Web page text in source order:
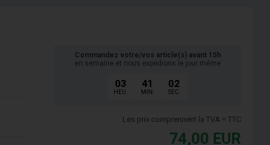
Commandez votre/vos article(s) avant 15h
en semaine et nous expédions le jour même
03
HEU.
41
MIN.
01
SEC.
Les prix comprennent la TVA = TTC
74,00 EUR